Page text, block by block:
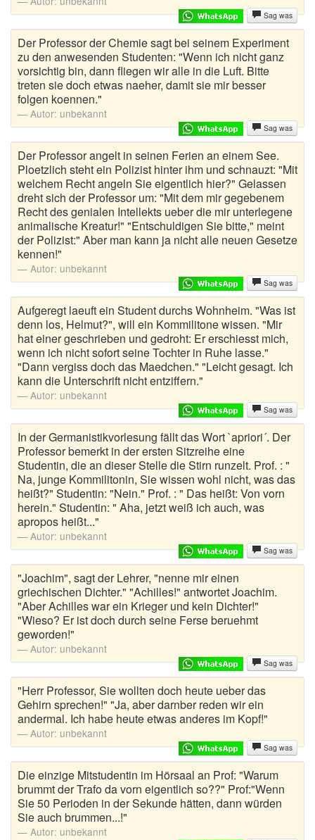
Geile Witze
Geschichte Witze
Handysprüche
Harald Schmidt Witze
Himmelwitze
Jägerwitze
Juristen Witze
Kannibalen Witze
Kellnerwitze
Kelly Witze
Kevin Witze
Kinderwitze
Kirchenwitze
Klosprüche
Kneipenwitze
Länderwitze
Letzte Worte
Lieber als Sprüche
Lustige Abkürzungen
Lustige Autokennzeichen
Lustige Fragen
Lustige Zitate
Männerwitze
Mantawitze
Musikerwitze
Mutproben
Ossi Witze
Österreicher Witze
Sag was
Der Professor der Chemie sagt bei seinem Experiment
zu den anwesenden Studenten: "Wenn ich nicht ganz
vorsichtig bin, dann fliegen wir alle in die Luft. Bitte
treten sie doch etwas naeher, damit sie mir besser
folgen koennen."
Autor: unbekannt
Sag was
Der Professor angelt in seinen Ferien an einem See.
Ploetzlich steht ein Polizist hinter ihm und schnauzt: "Mit
welchem Recht angeln Sie eigentlich hier?" Gelassen
dreht sich der Professor um: "Mit dem mir gegebenem
Recht des genialen Intellekts ueber die mir unterlegene
animalische Kreatur!" "Entschuldigen Sie bitte," meint
der Polizist:" Aber man kann ja nicht alle neuen Gesetze
kennen!"
Autor: unbekannt
Sag was
Aufgeregt laeuft ein Student durchs Wohnheim. "Was ist
denn los, Helmut?", will ein Kommilitone wissen. "Mir
hat einer geschrieben und gedroht: Er erschiesst mich,
wenn ich nicht sofort seine Tochter in Ruhe lasse."
"Dann vergiss doch das Maedchen." "Leicht gesagt. Ich
kann die Unterschrift nicht entziffern."
Autor: unbekannt
Sag was
In der Germanistikvorlesung fällt das Wort `apriori´. Der
Professor bemerkt in der ersten Sitzreihe eine
Studentin, die an dieser Stelle die Stirn runzelt. Prof. : "
Na, junge Kommilitonin, Sie wissen wohl nicht, was das
heißt?" Studentin: "Nein." Prof. : " Das heißt: Von vorn
herein." Studentin: " Aha, jetzt weiß ich auch, was
apropos heißt..."
Autor: unbekannt
Sag was
"Joachim", sagt der Lehrer, "nenne mir einen
griechischen Dichter." "Achilles!" antwortet Joachim.
"Aber Achilles war ein Krieger und kein Dichter!"
"Wieso? Er ist doch durch seine Ferse beruehmt
geworden!"
Autor: unbekannt
Sag was
"Herr Professor, Sie wollten doch heute ueber das
Gehirn sprechen!" "Ja, aber darnber reden wir ein
andermal. Ich habe heute etwas anderes im Kopf!"
Autor: unbekannt
Sag was
Die einzige Mitstudentin im Hörsaal an Prof: "Warum
brummt der Trafo da vorn eigentlich so??" Prof:"Wenn
Sie 50 Perioden in der Sekunde hätten, dann würden
Sie auch brummen...!"
Autor: unbekannt